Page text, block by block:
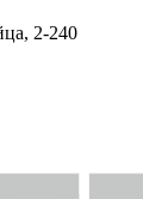
2-240